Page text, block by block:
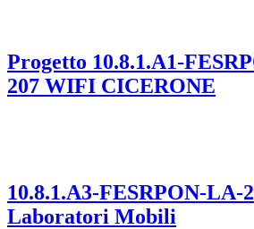
Progetto 10.8.1.A1-
207 WIFI CICERONE
10.8.1.A3-FESRPON-LA-
Laboratori Mobili